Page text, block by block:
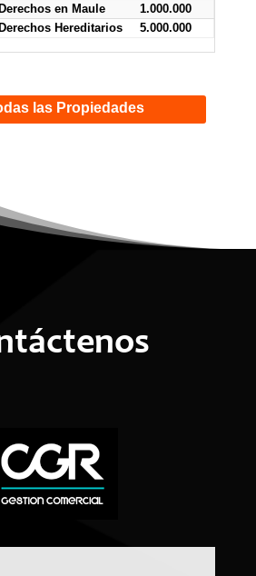
en Maule
1.000.000
Hereditarios 5.000.000
las Propiedades